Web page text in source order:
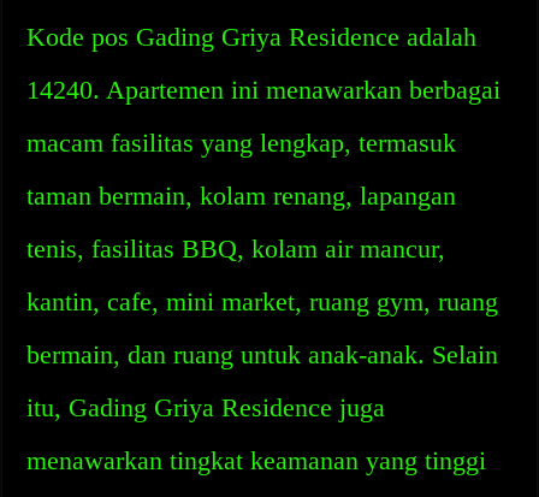
Kode pos Gading Griya Residence adalah
14240. Apartemen ini menawarkan berbagai
macam fasilitas yang lengkap, termasuk
taman bermain, kolam renang, lapangan
tenis, fasilitas BBQ, kolam air mancur,
kantin, cafe, mini market, ruang gym, ruang
bermain, dan ruang untuk anak-anak. Selain
itu, Gading Griya Residence juga
menawarkan tingkat keamanan yang tinggi